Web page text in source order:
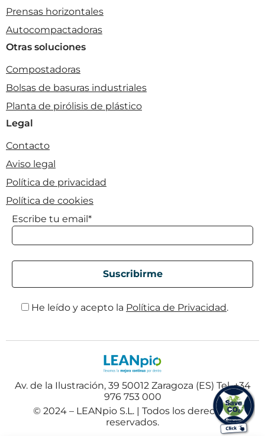
Prensas horizontales
Autocompactadoras
Otras soluciones
Compostadoras
Bolsas de basuras industriales
Planta de pirólisis de plástico
Legal
Contacto
Aviso legal
Política de privacidad
Política de cookies
Escribe tu email*
He leído y acepto la Política de Privacidad.
Av. de la Ilustración, 39 50012 Zaragoza (ES) Tel. +34
976 753 000
© 2024 – LEANpio S.L. | Todos los derechos
reservados.